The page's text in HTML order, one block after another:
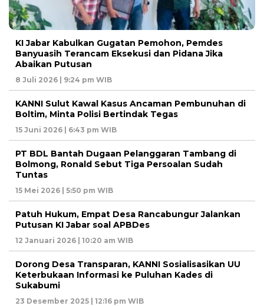
KI Jabar Kabulkan Gugatan Pemohon, Pemdes
Banyuasih Terancam Eksekusi dan Pidana Jika
Abaikan Putusan
8 Juli 2026 | 9:24 pm WIB
KANNI Sulut Kawal Kasus Ancaman Pembunuhan di
Boltim, Minta Polisi Bertindak Tegas
15 Juni 2026 | 6:43 pm WIB
PT BDL Bantah Dugaan Pelanggaran Tambang di
Bolmong, Ronald Sebut Tiga Persoalan Sudah
Tuntas
15 Mei 2026 | 5:50 pm WIB
Patuh Hukum, Empat Desa Rancabungur Jalankan
Putusan KI Jabar soal APBDes
12 Januari 2026 | 10:20 am WIB
Dorong Desa Transparan, KANNI Sosialisasikan UU
Keterbukaan Informasi ke Puluhan Kades di
Sukabumi
23 Desember 2025 | 12:16 pm WIB